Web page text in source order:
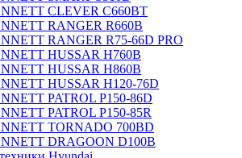
CLEVER C660BT
RANGER R660B
RANGER R75-66D PRO
HUSSAR H760B
HUSSAR H860B
HUSSAR H120-76D
PATROL P150-86D
PATROL P150-85R
TORNADO 700BD
DRAGOON D100B